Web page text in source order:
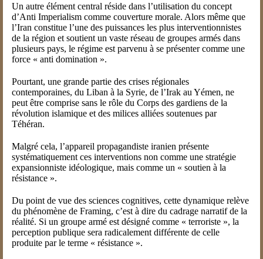
Un autre élément central réside dans l’utilisation du concept
d’Anti Imperialism comme couverture morale. Alors même que
l’Iran constitue l’une des puissances les plus interventionnistes
de la région et soutient un vaste réseau de groupes armés dans
plusieurs pays, le régime est parvenu à se présenter comme une
force « anti domination ».
Pourtant, une grande partie des crises régionales
contemporaines, du Liban à la Syrie, de l’Irak au Yémen, ne
peut être comprise sans le rôle du Corps des gardiens de la
révolution islamique et des milices alliées soutenues par
Téhéran.
Malgré cela, l’appareil propagandiste iranien présente
systématiquement ces interventions non comme une stratégie
expansionniste idéologique, mais comme un « soutien à la
résistance ».
Du point de vue des sciences cognitives, cette dynamique relève
du phénomène de Framing, c’est à dire du cadrage narratif de la
réalité. Si un groupe armé est désigné comme « terroriste », la
perception publique sera radicalement différente de celle
produite par le terme « résistance ».